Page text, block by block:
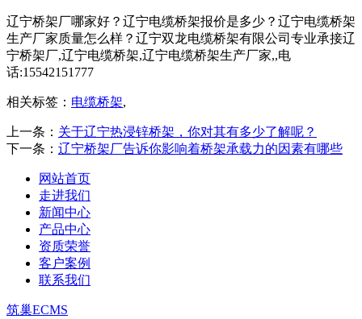
辽宁桥架厂哪家好？辽宁电缆桥架报价是多少？辽宁电缆桥架
生产厂家质量怎么样？辽宁双龙电缆桥架有限公司专业承接辽
宁桥架厂,辽宁电缆桥架,辽宁电缆桥架生产厂家,,电
话:15542151777
相关标签： 电缆桥架,
上一条： 关于辽宁热浸锌桥架，你对其有多少了解呢？
下一条： 辽宁桥架厂告诉你影响着桥架承载力的因素有哪些
网站首页
走进我们
新闻中心
产品中心
资质荣誉
客户案例
联系我们
筑巢ECMS